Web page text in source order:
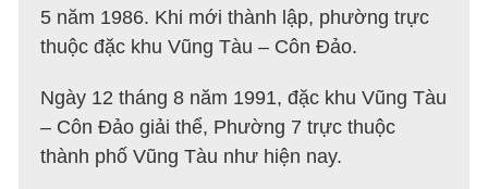
5 năm 1986. Khi mới thành lập, phường trực
thuộc đặc khu Vũng Tàu – Côn Đảo.
Ngày 12 tháng 8 năm 1991, đặc khu Vũng Tàu
– Côn Đảo giải thể, Phường 7 trực thuộc
thành phố Vũng Tàu như hiện nay.